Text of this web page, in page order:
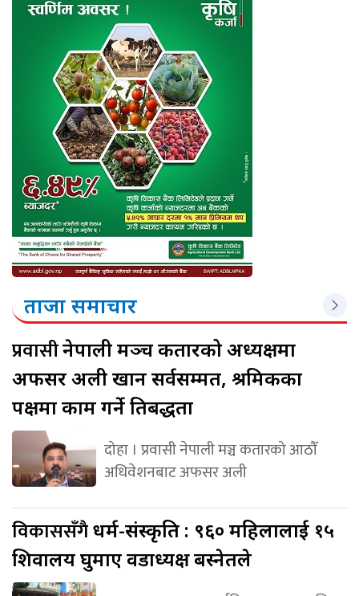
ताजा समाचार
प्रवासीनेपाली मञ्च कतारको अध्यक्षमा
अफसर अली खान सर्वसम्मत, श्रमिकका
पक्षमा काम गर्ने प्रतिबद्धता
दोहा । प्रवासी नेपाली मञ्च कतारको आठौँ
अधिवेशनबाट अफसर अली
विकाससँगैधर्म-संस्कृति : ९६० महिलालाई १५
शिवालय घुमाए वडाध्यक्ष बस्नेतले